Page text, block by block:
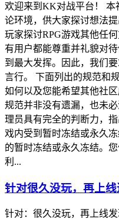
欢迎来到KK对战平台！ 本
论环境，供大家探讨想法
玩家探讨RPG游戏其他任
有用户都能尊重并礼貌对
到最大发挥。因此，我们
言行。 下面列出的规范和
如何以及您能希望其他社
规范并非没有遗漏，也未
理员具有完全的判断力，
戏内受到暂时冻结或永久
的暂时冻结或永久冻结。
利...
针对很久没玩，再上
针对：很久没玩，再上线